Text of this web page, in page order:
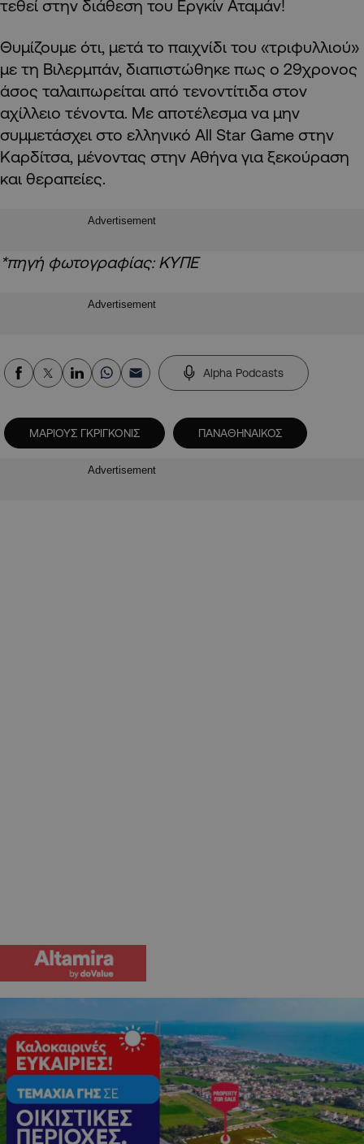
τεθεί στην διάθεση του Εργκίν Αταμάν!
Θυμίζουμε ότι, μετά το παιχνίδι του «τριφυλλιού»
με τη Βιλερμπάν, διαπιστώθηκε πως ο 29χρονος
άσος ταλαιπωρείται από τενοντίτιδα στον
αχίλλειο τένοντα. Με αποτέλεσμα να μην
συμμετάσχει στο ελληνικό All Star Game στην
Καρδίτσα, μένοντας στην Αθήνα για ξεκούραση
και θεραπείες.
Advertisement
*πηγή φωτογραφίας: ΚΥΠΕ
Advertisement
Alpha Podcasts
ΜΑΡΙΟΥΣ ΓΚΡΙΓΚΟΝΙΣ ΠΑΝΑΘΗΝΑΙΚΟΣ
Advertisement